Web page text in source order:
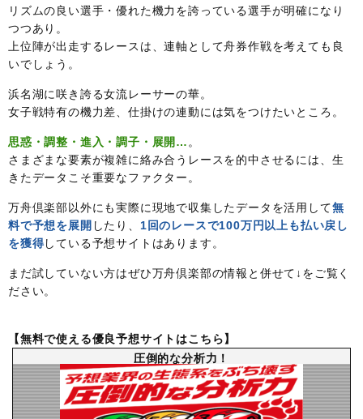
リズムの良い選手・優れた機力を誇っている選手が明確になり
つつあり。
上位陣が出走するレースは、連軸として舟券作戦を考えても良
いでしょう。
浜名湖に咲き誇る女流レーサーの華。
女子戦特有の機力差、仕掛けの連動には気をつけたいところ。
思惑・調整・進入・調子・展開… 。
さまざまな要素が複雑に絡み合うレースを的中させるには、生
きたデータこそ重要なファクター。
万舟倶楽部以外にも実際に現地で収集したデータを活用して無
料で予想を展開 したり、 1回のレースで100万円以上も払い戻し
を獲得している予想サイトはあります。
まだ試していない方はぜひ万舟倶楽部の情報と併せて↓をご覧く
ださい。
【無料で使える優良予想サイトはこちら】
圧倒的な分析力！